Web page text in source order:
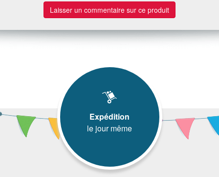
Laisser un commentaire sur ce produit
Expédition
le jour même